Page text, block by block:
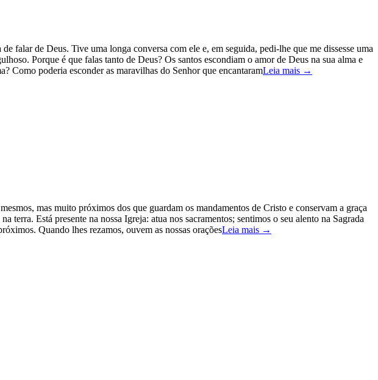
falar de Deus. Tive uma longa conversa com ele e, em seguida, pedi-lhe que me dissesse uma
Porque é que falas tanto de Deus? Os santos escondiam o amor de Deus na sua alma e
Como poderia esconder as maravilhas do Senhor que encantaramLeia mais →
mas muito próximos dos que guardam os mandamentos de Cristo e conservam a graça
Está presente na nossa Igreja: atua nos sacramentos; sentimos o seu alento na Sagrada
Quando lhes rezamos, ouvem as nossas oraçõesLeia mais →